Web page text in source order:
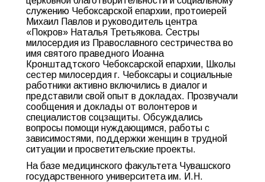
служению Чебоксарской епархии, протоиерей
Михаил Павлов и руководитель центра
«Покров» Наталья Третьякова. Сестры
милосердия из Православного сестричества во
имя святого праведного Иоанна
Кронштадтского Чебоксарской епархии, Школы
сестер милосердия г. Чебоксары и социальные
работники активно включились в диалог и
представили свой опыт в докладах. Прозвучали
сообщения и доклады от волонтеров и
специалистов соцзащиты. Обсуждались
вопросы помощи нуждающимся, работы с
зависимостями, поддержки женщин в трудной
ситуации и просветительские проекты.
На базе медицинского факультета Чувашского
государственного университета им. И.Н.